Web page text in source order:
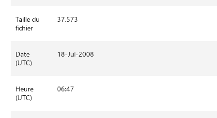
Taille du
fichier
37,573
Date
(UTC)
18-Jul-2008
Heure
(UTC)
06:47